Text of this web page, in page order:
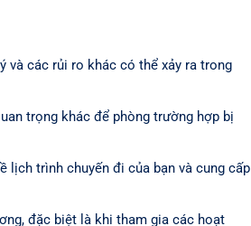
và các rủi ro khác có thể xảy ra trong
trọng khác để phòng trường hợp bị
lịch trình chuyến đi của bạn và cung cấp
đặc biệt là khi tham gia các hoạt